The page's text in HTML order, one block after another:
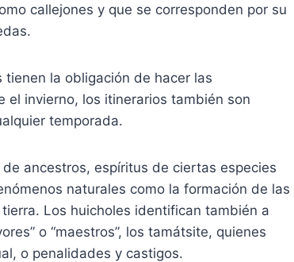
callejones y que se corresponden por su
la obligación de hacer las
el invierno, los itinerarios también son
temporada.
ancestros, espíritus de ciertas especies
naturales como la formación de las
Los huicholes identifican también a
o “maestros”, los tamátsite, quienes
o penalidades y castigos.